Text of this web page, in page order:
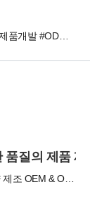
#코스메디크 #컨설팅 #제품개발 #ODM #OEM
질의 제품 제공
컨설팅 - 제품개발, 대량 제조 OEM & ODM